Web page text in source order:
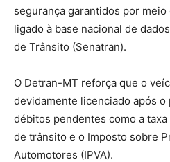
segurança garantidos por meio
ligado à base nacional de
de Trânsito (Senatran).
O Detran-MT reforça que o
devidamente licenciado após o
débitos pendentes como a
de trânsito e o Imposto sobre
Automotores (IPVA).